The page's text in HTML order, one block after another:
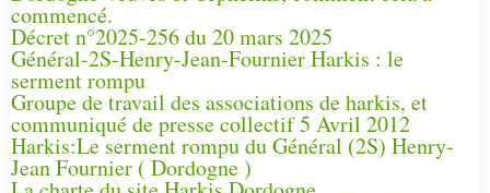
commencé.
Décret n°2025-256 du 20 mars 2025
Général-2S-Henry-Jean-Fournier Harkis : le
serment rompu
Groupe de travail des associations de harkis, et
communiqué de presse collectif 5 Avril 2012
Harkis:Le serment rompu du Général (2S) Henry-
Jean Fournier ( Dordogne )